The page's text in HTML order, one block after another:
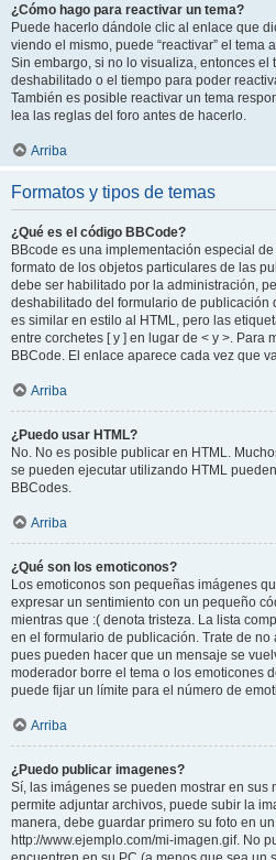
¿Cómo hago para reactivar un tema?
Puede hacerlo dándole clic al enlace que
viendo el mismo, puede “reactivar” el tema
Sin embargo, si no lo visualiza, entonces el
deshabilitado o el tiempo para poder
También es posible reactivar un tema
lea las reglas del foro antes de hacerlo.
Arriba
Formatos y tipos de temas
¿Qué es el código BBCode?
BBcode es una implementación especial
formato de los objetos particulares de las
debe ser habilitado por la administración,
deshabilitado del formulario de publicación
es similar en estilo al HTML, pero las
entre corchetes [ y ] en lugar de < y >. Para
BBCode. El enlace aparece cada vez que
Arriba
¿Puedo usar HTML?
No. No es posible publicar en HTML.
se pueden ejecutar utilizando HTML
BBCodes.
Arriba
¿Qué son los emoticonos?
Los emoticonos son pequeñas imágenes
expresar un sentimiento con un pequeño
mientras que :( denota tristeza. La lista
en el formulario de publicación. Trate de
pues pueden hacer que un mensaje se
moderador borre el tema o los emoticones
puede fijar un límite para el número de
Arriba
¿Puedo publicar imagenes?
Sí, las imágenes se pueden mostrar en sus
permite adjuntar archivos, puede subir la
manera, debe guardar primero su foto en
http://www.ejemplo.com/mi-imagen.gif. No